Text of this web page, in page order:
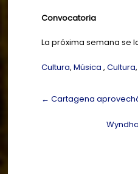
Convocatoria
La próxima semana se
Cultura,Música ,Cultura,
Post
← Cartagena